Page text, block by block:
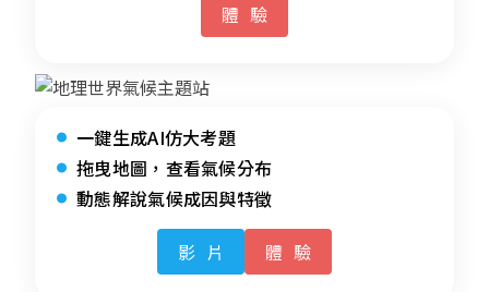
體驗
一鍵生成AI仿大考題
拖曳地圖，查看氣候分布
動態解說氣候成因與特徵
影片 體驗